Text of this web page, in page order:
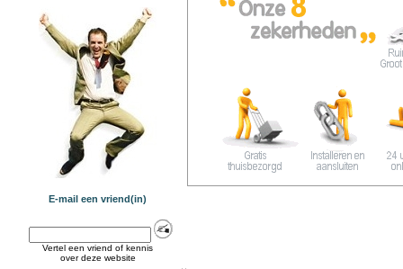
E-mail een vriend(in)
Vertel een vriend of kennis
over deze website